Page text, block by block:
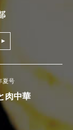
夏号
肉中華